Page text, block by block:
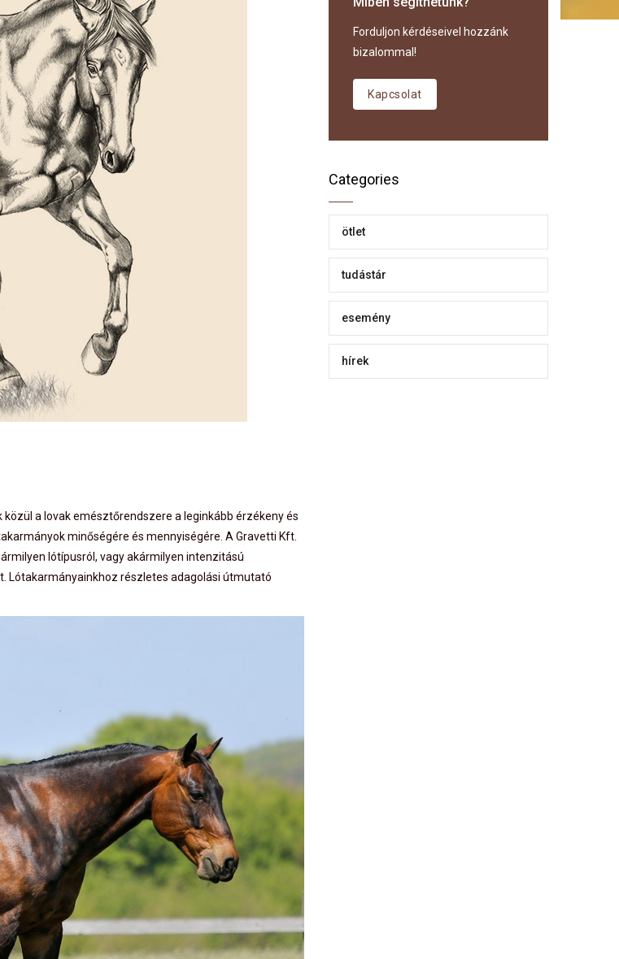
a lovak emésztőrendszere a leginkább érzékeny és
minőségére és mennyiségére. A Gravetti Kft.
lótípusról, vagy akármilyen intenzitású
Lótakarmányainkhoz részletes adagolási útmutató
Forduljon kérdéseivel hozzánk
bizalommal!
Kapcsolat
Categories
ötlet
tudástár
esemény
hírek